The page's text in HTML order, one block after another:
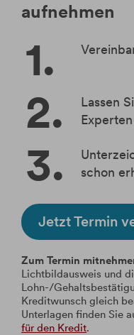
aufnehmen
Lassen
schon
Jetzt Termin
Zum Termin
Lichtbildausweis und
Lohn-/
Kreditwunsch gleich
Unterlagen finden Sie
für den Kredit.